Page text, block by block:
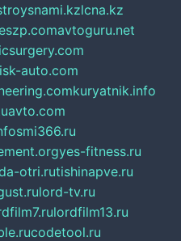
lcna.kz
avtoguru.net
auto.com
kuryatnik.info
smi366.ru
yes-fitness.ru
otri.rutishinapve.ru
lord-tv.ru
lordfilm13.ru
codetool.ru